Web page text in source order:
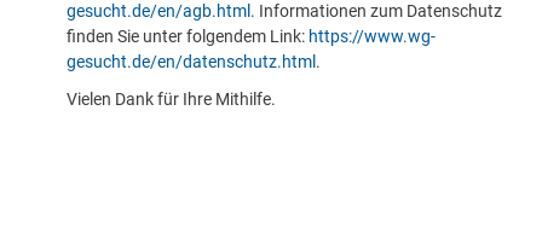
gesucht.de/en/agb.html . Informationen zum Datenschutz
finden Sie unter folgendem Link: https://www.wg-
gesucht.de/en/datenschutz.html .
Vielen Dank für Ihre Mithilfe.